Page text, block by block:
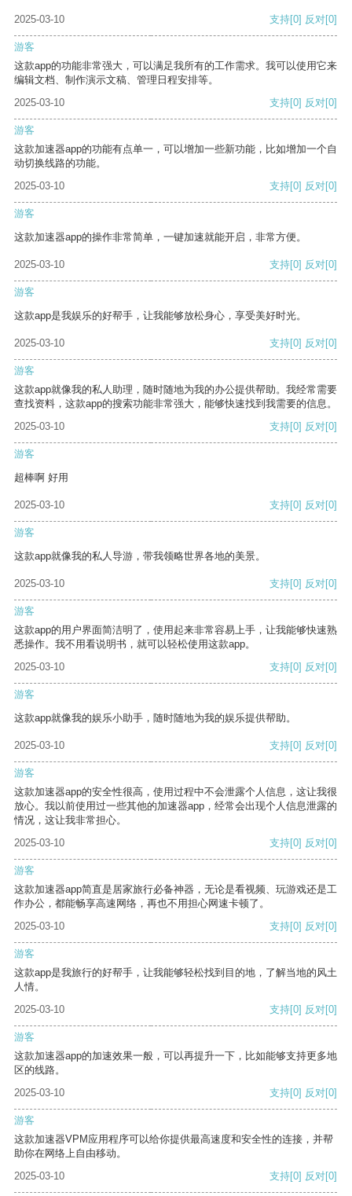
2025-03-10 支持[0] 反对[0]
游客
这款app的功能非常强大，可以满足我所有的工作需求。我可以使用它来
编辑文档、制作演示文稿、管理日程安排等。
2025-03-10
支持[0] 反对[0]
游客
这款加速器app的功能有点单一，可以增加一些新功能，比如增加一个自
动切换线路的功能。
2025-03-10
支持[0] 反对[0]
游客
这款加速器app的操作非常简单，一键加速就能开启，非常方便。
2025-03-10 支持[0] 反对[0]
游客
这款app是我娱乐的好帮手，让我能够放松身心，享受美好时光。
2025-03-10 支持[0] 反对[0]
游客
这款app就像我的私人助理，随时随地为我的办公提供帮助。我经常需要
查找资料，这款app的搜索功能非常强大，能够快速找到我需要的信息。
2025-03-10
支持[0] 反对[0]
游客
超棒啊 好用
2025-03-10 支持[0] 反对[0]
游客
这款app就像我的私人导游，带我领略世界各地的美景。
2025-03-10 支持[0] 反对[0]
游客
这款app的用户界面简洁明了，使用起来非常容易上手，让我能够快速熟
悉操作。我不用看说明书，就可以轻松使用这款app。
2025-03-10
支持[0] 反对[0]
游客
这款app就像我的娱乐小助手，随时随地为我的娱乐提供帮助。
2025-03-10 支持[0] 反对[0]
游客
这款加速器app的安全性很高，使用过程中不会泄露个人信息，这让我很
放心。我以前使用过一些其他的加速器app，经常会出现个人信息泄露的
情况，这让我非常担心。
2025-03-10
支持[0] 反对[0]
游客
这款加速器app简直是居家旅行必备神器，无论是看视频、玩游戏还是工
作办公，都能畅享高速网络，再也不用担心网速卡顿了。
2025-03-10
支持[0] 反对[0]
游客
这款app是我旅行的好帮手，让我能够轻松找到目的地，了解当地的风土
人情。
2025-03-10
支持[0] 反对[0]
游客
这款加速器app的加速效果一般，可以再提升一下，比如能够支持更多地
区的线路。
2025-03-10
支持[0] 反对[0]
游客
这款加速器VPM应用程序可以给你提供最高速度和安全性的连接，并帮
助你在网络上自由移动。
2025-03-10
支持[0] 反对[0]